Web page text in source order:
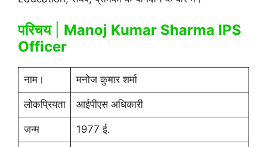
परिचय| Manoj Kumar Sharma IPS
Officer
नाम। मनोज कुमार शर्मा
लोकप्रियता आईपीएस अधिकारी
जन्म 1977 ई.